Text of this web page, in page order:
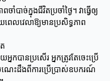
បាច់ក្នុងជីវិតប្រចាំថ្ងៃ។ វាធ្វើឲ្យ
េលវេលាឱ្យមានប្រសិទ្ធភាព
កបានប្រសើរ អ្នកត្រូវតែចេះប្រើ
ណេះដឹងពីការប្រើប្រាស់ឧបករណ៍